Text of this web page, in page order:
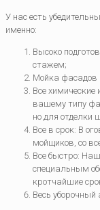
У нас есть
именно:
Высоко
стажем;
Мойка фасадов
Все
вашему типу
но для отделки
Все в срок: В
мойщиков, со
Все быстро:
специальным
кротчайшие
Весь уборочный